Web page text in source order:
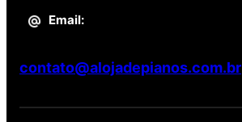
Email:
contato@alojadepianos.com.br